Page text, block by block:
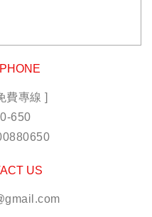
費專線 ]
650
US